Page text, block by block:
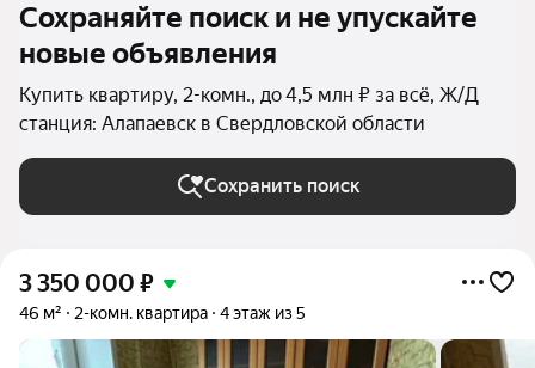
Сохраняйте поиск и не упускайте
новые объявления
Купить квартиру, 2-комн., до 4,5 млн ₽ за всё, Ж/Д
станция: Алапаевск в Свердловской области
Сохранить поиск
3 350 000 ₽
46 м² 2-комн. квартира 4 этаж из 5